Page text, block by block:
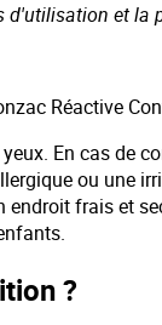
et la
Réactive
En cas de
ou une
endroit frais et
?